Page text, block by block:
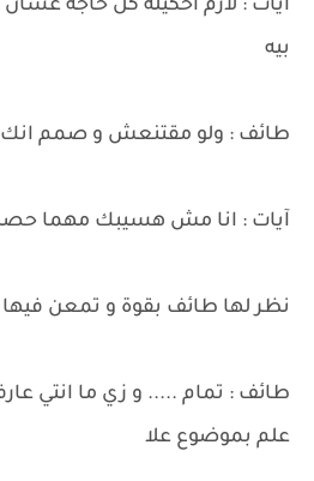
آيات : لازم احكيله كل حاجة
بيه
طائف : ولو مقتنعش و صمم
آيات : انا مش هسيبك مهما
نظر لها طائف بقوة و تمعن فيها
طائف : تمام ..... و زي ما انتي
علم بموضوع علا